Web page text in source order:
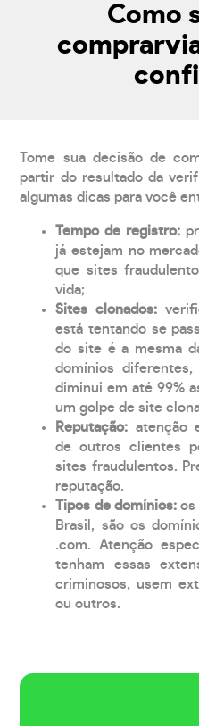
Como
Tome sua decisão de
partir do resultado da
algumas dicas para você
Tempo de registro:
já estejam no
que sites
vida;
Sites clonados:
está tentando se
do site é a mesma
domínios
diminui em até 99%
um golpe de site
Reputação: atenção
de outros clientes
sites fraudulentos.
reputação.
Tipos de domínios:os
Brasil, são os
.com. Atenção
tenham essas
criminosos, usem
ou outros.